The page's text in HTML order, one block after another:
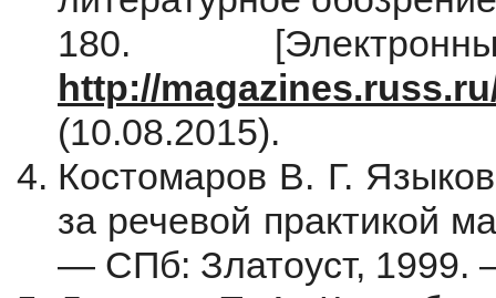
180.
http://
(10.08.2015).
Костомаров В. Г.
за речевой практикой
— СПб: Златоуст, 1999.